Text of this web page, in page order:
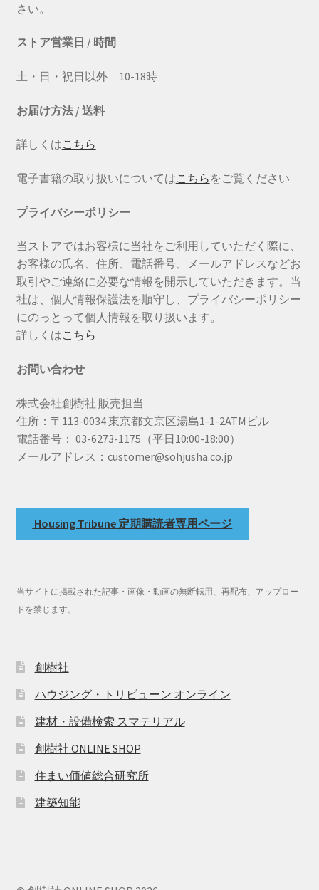
さい。
ストア営業日 / 時間
土・日・祝日以外 10-18時
お届け方法 / 送料
詳しくはこちら
電子書籍の取り扱いについてはこちら をご覧ください
プライバシーポリシー
当ストアではお客様に当社をご利用していただく際に、
お客様の氏名、住所、電話番号、メールアドレスなどお
取引やご連絡に必要な情報を開示していただきます。当
社は、個人情報保護法を順守し、プライバシーポリシー
にのっとって個人情報を取り扱います。
詳しくはこちら
お問い合わせ
株式会社創樹社 販売担当
住所：〒113-0034 東京都文京区湯島1-1-2ATMビル
電話番号： 03-6273-1175（平日10:00-18:00）
メールアドレス：customer@sohjusha.co.jp
Housing Tribune 定期購読者専用ページ
当サイトに掲載された記事・画像・動画の無断転用、再配布、アップロー
ドを禁じます。
創樹社
ハウジング・トリビューン オンライン
建材・設備検索 スマテリアル
創樹社 ONLINE SHOP
住まい価値総合研究所
建築知能